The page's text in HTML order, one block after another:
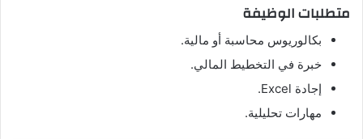
متطلبات الوظيفة
بكالوريوس محاسبة أو مالية.
خبرة في التخطيط المالي.
إجادة Excel.
مهارات تحليلية.